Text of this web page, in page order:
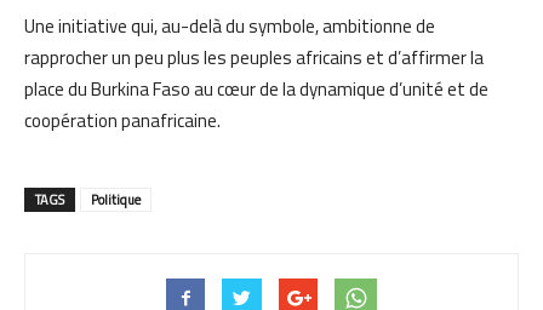
Une initiative qui, au-delà du symbole, ambitionne de
rapprocher un peu plus les peuples africains et d’affirmer la
place du Burkina Faso au cœur de la dynamique d’unité et de
coopération panafricaine.
TAGS Politique